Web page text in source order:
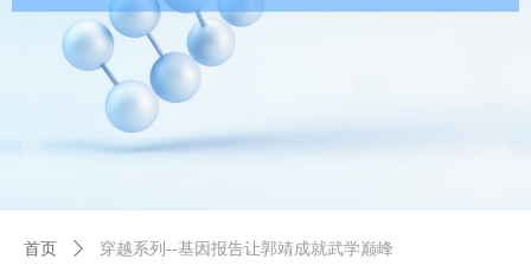
首页 ꄲ 穿越系列--基因报告让郭靖成就武学巅峰